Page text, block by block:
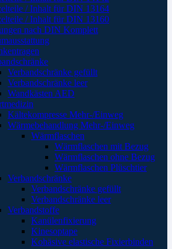
/ Inhalt für DIN 13164
/ Inhalt für DIN 13160
nach DIN Komplett
Verbandschränke gefüllt
Verbandschränke leer
Wandkästen AED
Kältekompresse Mehr-/Einweg
Wärmebehandlung Mehr-/Einweg
Wärmflaschen
Wärmflaschen mit Bezug
Wärmflaschen ohne Bezug
Wärmflaschen Plüschtier
Verbandschränke
Verbandschränke gefüllt
Verbandschränke leer
Verbandstoffe
Kanülenfixierung
Kinesoptape
Kohäsive elastische Fixierbinden